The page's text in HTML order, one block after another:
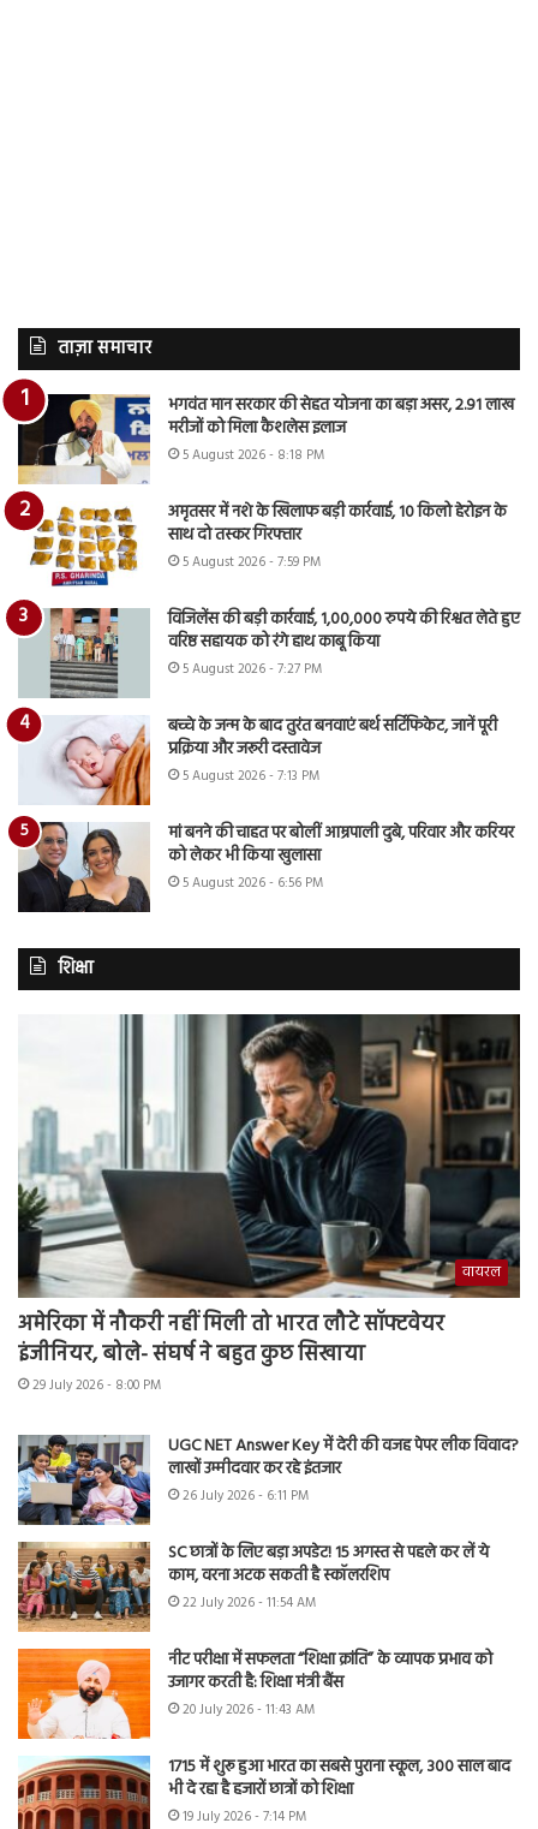
ताज़ा समाचार
भगवंत मान सरकार की सेहत योजना का बड़ा असर, 2.91 लाख
मरीजों को मिला कैशलेस इलाज
5 August 2026 - 8:18 PM
अमृतसर में नशे के खिलाफ बड़ी कार्रवाई, 10 किलो हेरोइन के
साथ दो तस्कर गिरफ्तार
5 August 2026 - 7:59 PM
विजिलेंस की बड़ी कार्रवाई, 1,00,000 रुपये की रिश्वत लेते हुए
वरिष्ठ सहायक को रंगे हाथ काबू किया
5 August 2026 - 7:27 PM
बच्चे के जन्म के बाद तुरंत बनवाएं बर्थ सर्टिफिकेट, जानें पूरी
प्रक्रिया और जरूरी दस्तावेज
5 August 2026 - 7:13 PM
मां बनने की चाहत पर बोलीं आम्रपाली दुबे, परिवार और करियर
को लेकर भी किया खुलासा
5 August 2026 - 6:56 PM
शिक्षा
वायरल
अमेरिका में नौकरी नहीं मिली तो भारत लौटे सॉफ्टवेयर
इंजीनियर, बोले- संघर्ष ने बहुत कुछ सिखाया
29 July 2026 - 8:00 PM
UGC NET Answer Key में देरी की वजह पेपर लीक विवाद?
लाखों उम्मीदवार कर रहे इंतजार
26 July 2026 - 6:11 PM
SC छात्रों के लिए बड़ा अपडेट! 15 अगस्त से पहले कर लें ये
काम, वरना अटक सकती है स्कॉलरशिप
22 July 2026 - 11:54 AM
नीट परीक्षा में सफलता “शिक्षा क्रांति” के व्यापक प्रभाव को
उजागर करती है: शिक्षा मंत्री बैंस
20 July 2026 - 11:43 AM
1715 में शुरू हुआ भारत का सबसे पुराना स्कूल, 300 साल बाद
भी दे रहा है हजारों छात्रों को शिक्षा
19 July 2026 - 7:14 PM